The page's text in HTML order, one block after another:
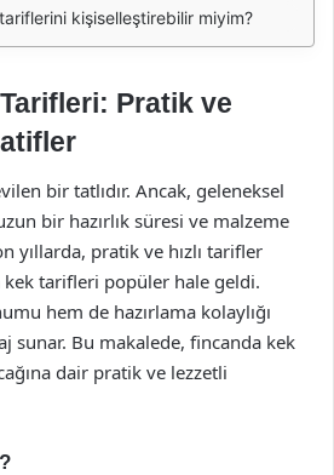
kişiselleştirebilir miyim?
Pratik ve
bir tatlıdır. Ancak, geleneksel
bir hazırlık süresi ve malzeme
yıllarda, pratik ve hızlı tarifler
tarifleri popüler hale geldi.
hem de hazırlama kolaylığı
sunar. Bu makalede, fincanda kek
dair pratik ve lezzetli